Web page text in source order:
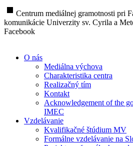
stop Centrum mediálnej gramotnosti pri
komunikácie Univerzity sv. Cyrila a
Facebook
O nás
Mediálna výchova
Charakteristika centra
Realizačný tím
Kontakt
Acknowledgement of the
IMEC
Vzdelávanie
Kvalifikačné štúdium MV
Formálne vzdelávanie na